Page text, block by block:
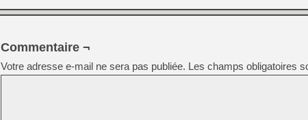
Commentaire ¬
Votre adresse e-mail ne sera pas publiée. Les champs obligatoires